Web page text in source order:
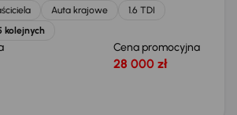
Auta krajowe
1.6 TDI
kolejnych
Cena promocyjna
28 000 zł